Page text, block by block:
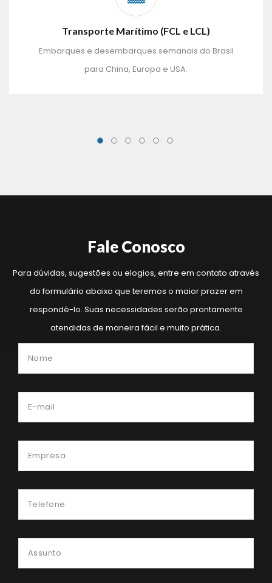
Transporte Marítimo (FCL e LCL)
Embarques e desembarques semanais do Brasil
para China, Europa e USA.
Fale Conosco
Para dúvidas, sugestões ou elogios, entre em contato através
do formulário abaixo que teremos o maior prazer em
respondê-lo. Suas necessidades serão prontamente
atendidas de maneira fácil e muito prática.